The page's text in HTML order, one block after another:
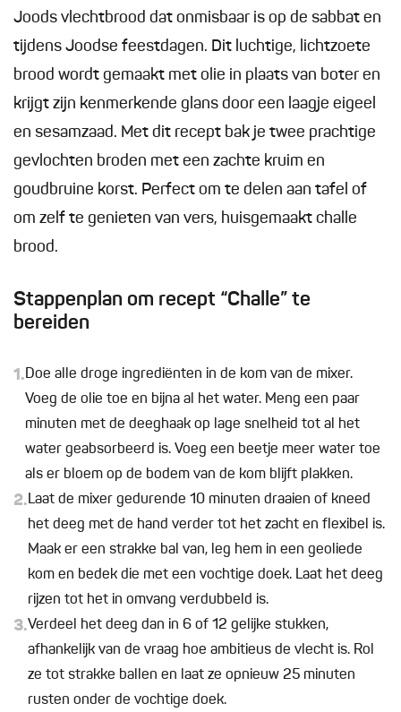
Joods vlechtbrood dat onmisbaar is op de sabbat en
tijdens Joodse feestdagen. Dit luchtige, lichtzoete
brood wordt gemaakt met olie in plaats van boter en
krijgt zijn kenmerkende glans door een laagje eigeel
en sesamzaad. Met dit recept bak je twee prachtige
gevlochten broden met een zachte kruim en
goudbruine korst. Perfect om te delen aan tafel of
om zelf te genieten van vers, huisgemaakt challe
brood.
Stappenplan om recept “Challe” te
bereiden
1.Doe alle droge ingrediënten in de kom van de mixer.
Voeg de olie toe en bijna al het water. Meng een paar
minuten met de deeghaak op lage snelheid tot al het
water geabsorbeerd is. Voeg een beetje meer water toe
als er bloem op de bodem van de kom blijft plakken.
2.Laat de mixer gedurende 10 minuten draaien of kneed
het deeg met de hand verder tot het zacht en flexibel is.
Maak er een strakke bal van, leg hem in een geoliede
kom en bedek die met een vochtige doek. Laat het deeg
rijzen tot het in omvang verdubbeld is.
3.Verdeel het deeg dan in 6 of 12 gelijke stukken,
afhankelijk van de vraag hoe ambitieus de vlecht is. Rol
ze tot strakke ballen en laat ze opnieuw 25 minuten
rusten onder de vochtige doek.